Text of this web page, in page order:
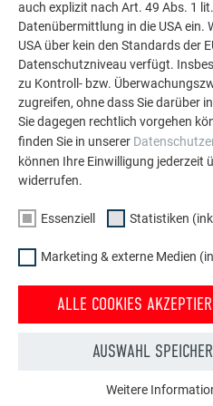
MEHR REFERENZEN ANSEHEN
Kostenlos PREFA Prospekte bestellen
auch explizit nach Art. 49 Abs. 1
Datenübermittlung in die USA ein.
USA über kein den Standards der
Datenschutzniveau verfügt.
zu Kontroll- bzw.
zugreifen, ohne dass Sie darüber
Sie dagegen rechtlich vorgehen
finden Sie in unserer
können Ihre Einwilligung jederzeit
widerrufen.
Essenziell Statistiken
Marketing & externe Medien
ALLE COOKIES
AUSWAHL
Weitere